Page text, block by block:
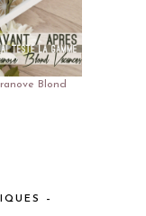
Blond
–